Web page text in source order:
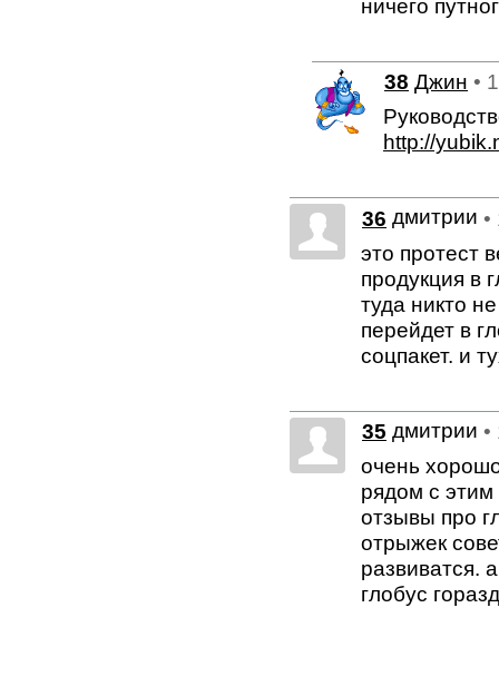
ничего
38 Джин •
http://
36 дмитрии
это протест
продукция в
туда никто
перейдет в
соцпакет. и
35 дмитрии
очень
рядом с
отзывы про
отрыжек
развиватся.
глобус